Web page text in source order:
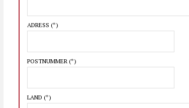
ADRESS (*)
POSTNUMMER (*)
LAND (*)